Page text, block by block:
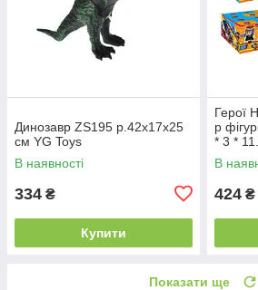
Динозавр ZS195 р.42x17x25
см YG Toys
В наявності
334 ₴
Купити
Герої
р
* 3 *
В
424 ₴
Показати ще